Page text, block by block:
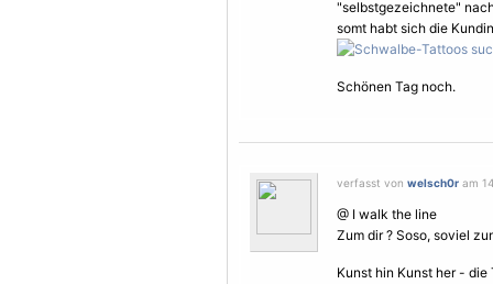
"selbstgezeichnete"
somt habt sich die
Schönen Tag noch.
verfasst von welsch0r am
@ I walk the line
Zum dir ? Soso, soviel
Kunst hin Kunst her - die